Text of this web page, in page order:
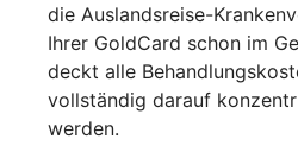
die Auslandsreise-
Ihrer GoldCard schon im
deckt alle
vollständig darauf
werden.